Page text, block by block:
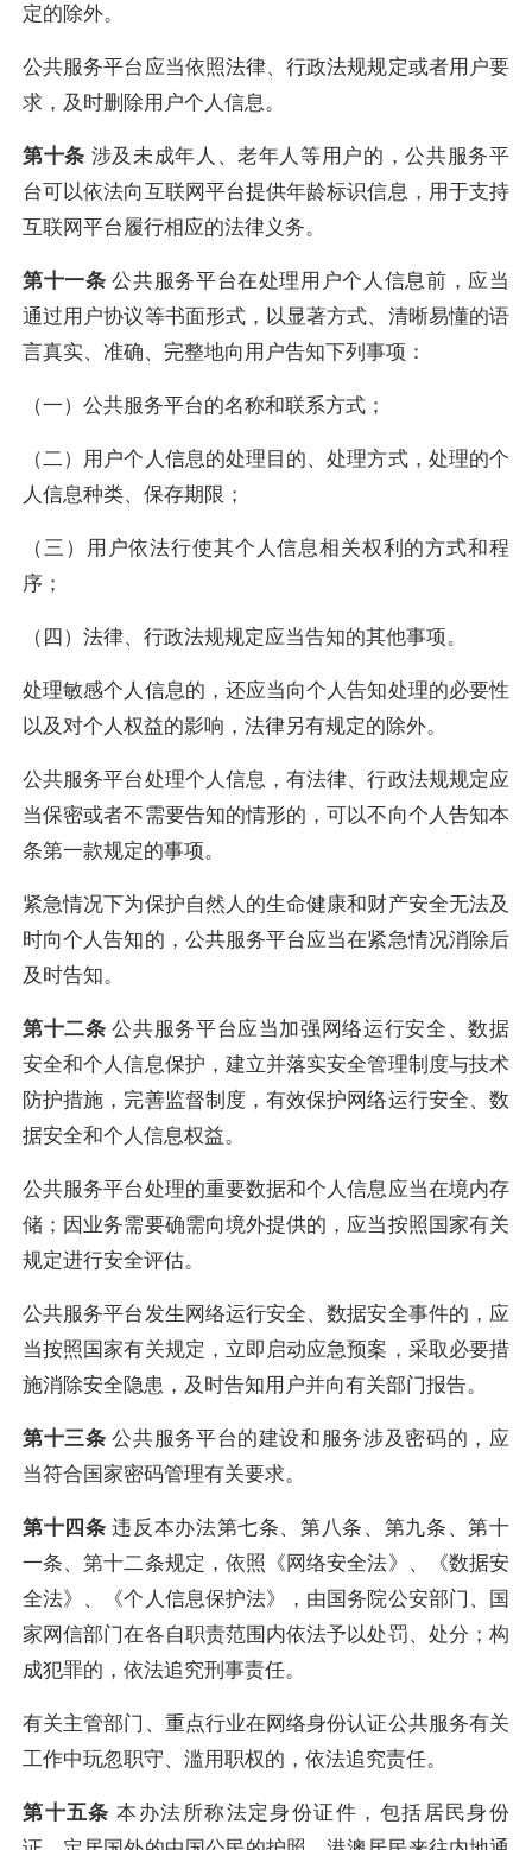
定的除外。
公共服务平台应当依照法律、行政法规规定或者用户要
求，及时删除用户个人信息。
第十条 涉及未成年人、老年人等用户的，公共服务平
台可以依法向互联网平台提供年龄标识信息，用于支持
互联网平台履行相应的法律义务。
第十一条 公共服务平台在处理用户个人信息前，应当
通过用户协议等书面形式，以显著方式、清晰易懂的语
言真实、准确、完整地向用户告知下列事项：
（一）公共服务平台的名称和联系方式；
（二）用户个人信息的处理目的、处理方式，处理的个
人信息种类、保存期限；
（三）用户依法行使其个人信息相关权利的方式和程
序；
（四）法律、行政法规规定应当告知的其他事项。
处理敏感个人信息的，还应当向个人告知处理的必要性
以及对个人权益的影响，法律另有规定的除外。
公共服务平台处理个人信息，有法律、行政法规规定应
当保密或者不需要告知的情形的，可以不向个人告知本
条第一款规定的事项。
紧急情况下为保护自然人的生命健康和财产安全无法及
时向个人告知的，公共服务平台应当在紧急情况消除后
及时告知。
第十二条 公共服务平台应当加强网络运行安全、数据
安全和个人信息保护，建立并落实安全管理制度与技术
防护措施，完善监督制度，有效保护网络运行安全、数
据安全和个人信息权益。
公共服务平台处理的重要数据和个人信息应当在境内存
储；因业务需要确需向境外提供的，应当按照国家有关
规定进行安全评估。
公共服务平台发生网络运行安全、数据安全事件的，应
当按照国家有关规定，立即启动应急预案，采取必要措
施消除安全隐患，及时告知用户并向有关部门报告。
第十三条 公共服务平台的建设和服务涉及密码的，应
当符合国家密码管理有关要求。
第十四条 违反本办法第七条、第八条、第九条、第十
一条、第十二条规定，依照《网络安全法》、《数据安
全法》、《个人信息保护法》，由国务院公安部门、国
家网信部门在各自职责范围内依法予以处罚、处分；构
成犯罪的，依法追究刑事责任。
有关主管部门、重点行业在网络身份认证公共服务有关
工作中玩忽职守、滥用职权的，依法追究责任。
第十五条 本办法所称法定身份证件，包括居民身份